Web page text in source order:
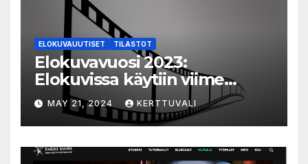
ELOKUVAUUTISET TILASTOT
Elokuvavuosi 2023:
Elokuvissa käytiin viime
vuonna 7,2 miljoonaa kertaa
ympäri Suomen
MAY 21, 2024 KERTTUVALI